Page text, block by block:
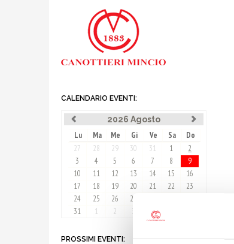
CALENDARIO EVENTI:
2026 Agosto
Lu Ma Me Gi Ve Sa
Do
27
28 29 30 31 1
2
3
4 5 6 7 8
9
10
11 12 13 14 15
16
17
18 19 20 21 22
23
24
25 26 27
31
1 2 3 4
PROSSIMI EVENTI: